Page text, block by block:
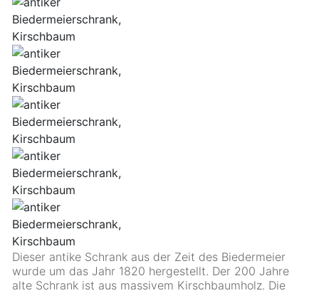
Dieser antike Schrank aus der Zeit des Biedermeier
wurde um das Jahr 1820 hergestellt. Der 200 Jahre
alte Schrank ist aus massivem Kirschbaumholz. Die